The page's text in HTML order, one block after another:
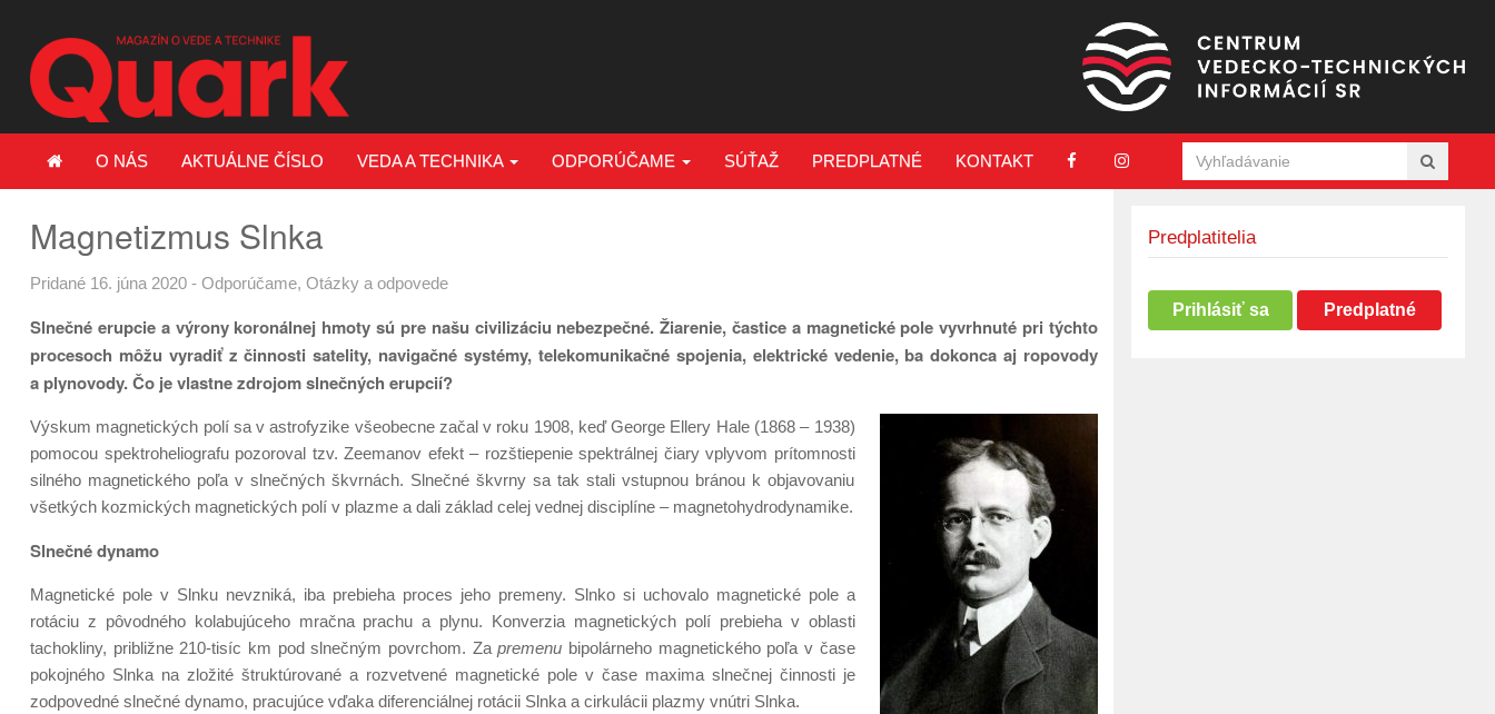
O NÁS AKTUÁLNE ČÍSLO VEDA A TECHNIKA ODPORÚČAME SÚŤAŽ PREDPLATNÉ KONTAKT
Magnetizmus Slnka
Pridané 16. júna 2020 - Odporúčame, Otázky a odpovede
Slnečné erupcie a výrony koronálnej hmoty sú pre našu civilizáciu nebezpečné. Žiarenie, častice a magnetické pole vyvrhnuté pri týchto
procesoch môžu vyradiť z činnosti satelity, navigačné systémy, telekomunikačné spojenia, elektrické vedenie, ba dokonca aj ropovody
a plynovody. Čo je vlastne zdrojom slnečných erupcií?
Výskum magnetických polí sa v astrofyzike všeobecne začal v roku 1908, keď George Ellery Hale (1868 – 1938)
pomocou spektroheliografu pozoroval tzv. Zeemanov efekt – rozštiepenie spektrálnej čiary vplyvom prítomnosti
silného magnetického poľa v slnečných škvrnách. Slnečné škvrny sa tak stali vstupnou bránou k objavovaniu
všetkých kozmických magnetických polí v plazme a dali základ celej vednej disciplíne – magnetohydrodynamike.
Slnečné dynamo
Magnetické pole v Slnku nevzniká, iba prebieha proces jeho premeny. Slnko si uchovalo magnetické pole a
rotáciu z pôvodného kolabujúceho mračna prachu a plynu. Konverzia magnetických polí prebieha v oblasti
tachokliny, približne 210-tisíc km pod slnečným povrchom. Zapremenu bipolárneho magnetického poľa v čase
pokojného Slnka na zložité štruktúrované a rozvetvené magnetické pole v čase maxima slnečnej činnosti je
zodpovedné slnečné dynamo, pracujúce vďaka diferenciálnej rotácii Slnka a cirkulácii plazmy vnútri Slnka.
Predplatitelia
Prihlásiť sa Predplatné